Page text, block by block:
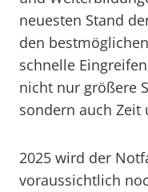
neuesten Stand
den
schnelle
nicht nur größere
sondern auch Zeit
2025 wird der
voraussichtlich